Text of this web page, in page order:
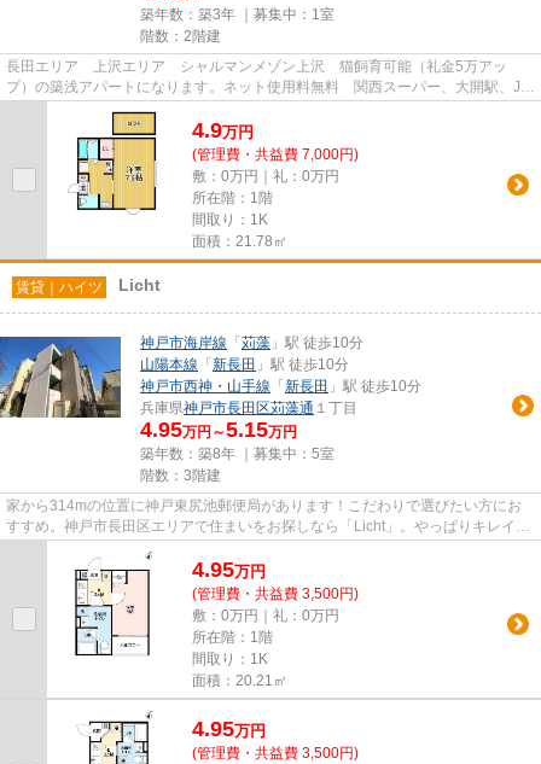
築年数：築3年 ｜募集中： 1室
階数：2階建
長田エリア 上沢エリア シャルマンメゾン上沢 猫飼育可能（礼金5万アッ
プ）の築浅アパートになります。ネット使用料無料 関西スーパー、大開駅、JR
兵庫駅 徒歩圏内です！
4.9万円
(管理費・共益費 7,000円)
敷：0万円｜礼：0万円
所在階：1階
間取り：1K
面積：21.78㎡
賃貸｜ハイツ Licht
神戸市海岸線 「 苅藻 」駅 徒歩10分
山陽本線 「 新長田 」駅 徒歩10分
神戸市西神・山手線 「 新長田 」駅 徒歩10分
兵庫県神戸市長田区苅藻通 １丁目
4.95万円～5.15万円
築年数：築8年 ｜募集中： 5室
階数：3階建
家から314mの位置に神戸東尻池郵便局があります！こだわりで選びたい方にお
すすめ。神戸市長田区エリアで住まいをお探しなら「Licht」。やっぱりキレイな
4.95万円
(管理費・共益費 3,500円)
敷：0万円｜礼：0万円
所在階：1階
間取り：1K
面積：20.21㎡
4.95万円
(管理費・共益費 3,500円)